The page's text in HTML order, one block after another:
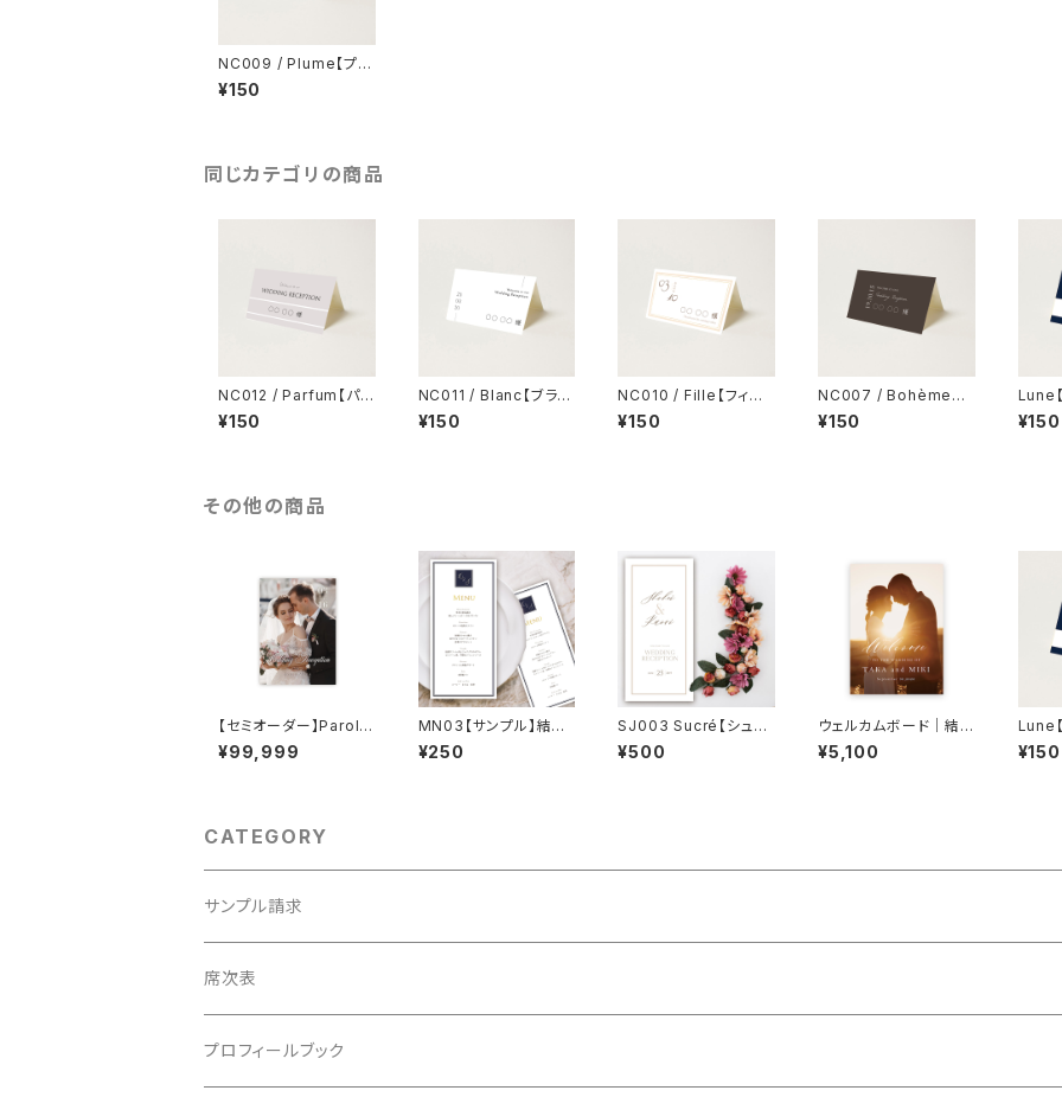
NC009 / Plume【プリ
ュム】【サンプル】結婚式
席札
¥150
同じカテゴリの商品
NC012 / Parfum【パル
ファン】【サンプル】結婚
式 席札
¥150
NC011 / Blanc【ブラ
ン】【サンプル】結婚式
席札
¥150
NC010 / Fille【フィー
ユ】【サンプル】結婚式
席札
¥150
NC007 / Bohème
【ボエム】【サンプル】結
婚式 席札
¥150
Lune
席札
¥150
その他の商品
【セミオーダー】Parole
【パロール】結婚式 プロ
フィールブック
¥99,999
MN03【サンプル】結婚
式/メニュー表
¥250
SJ003 Sucré【シュク
ル】【サンプル】結婚式席
次表
¥500
ウェルカムボード｜結
婚式｜WB16
¥5,100
Lune
席札
¥150
CATEGORY
サンプル請求
席次表
プロフィールブック
席次表
プロフィールブック